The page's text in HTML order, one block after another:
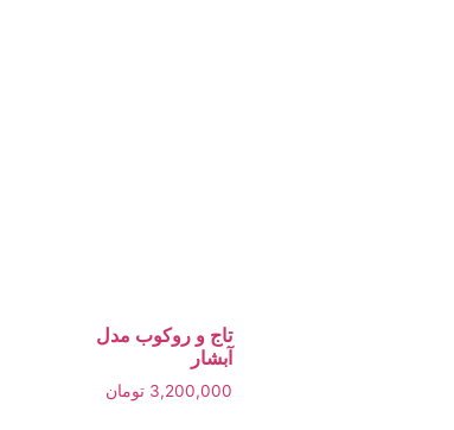
تاج و روکوب مدل
آبشار
3,200,000 تومان